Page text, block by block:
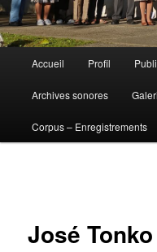
principal
Aller
au
contenu
Accueil Profil
Archives sonores
Corpus – Enregistrements
José